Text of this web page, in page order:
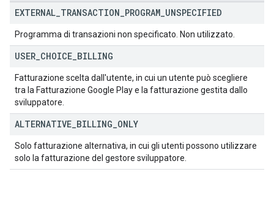
EXTERNAL TRANSACTION PROGRAM UNSPECIFIED
Programma di transazioni non specificato. Non utilizzato.
USER CHOICE BILLING
Fatturazione scelta dall'utente, in cui un utente può scegliere
tra la Fatturazione Google Play e la fatturazione gestita dallo
sviluppatore.
ALTERNATIVE BILLING ONLY
Solo fatturazione alternativa, in cui gli utenti possono utilizzare
solo la fatturazione del gestore sviluppatore.